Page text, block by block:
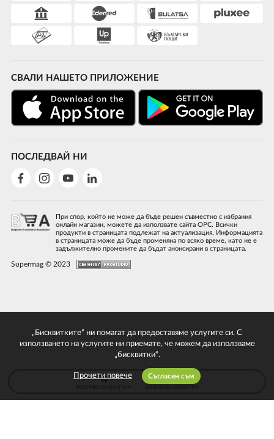
СВАЛИ НАШЕТО ПРИЛОЖЕНИЕ
ПОСЛЕДВАЙ НИ
При спор, който не може да бъде решен съвместно с избрания
онлайн магазин, можете да използвате сайта ОРС. Всички
продукти в страницата подлежат на актуализация. Информацията
в страницата може да бъде променяна по всяко време, като не е
задължително промените да бъдат анонсирани в страницата.
Supermag © 2023
„Бисквитките“ ни помагат да предоставяме услугите си. С
използването на услугите ни приемате, че можем да използваме
„бисквитки“.
Прочети повече Съгласен съм